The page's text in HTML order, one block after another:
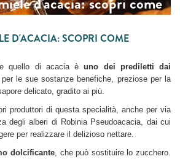
D'ACACIA: SCOPRI COME
quello di acacia èuno dei prediletti dai
per le sue sostanze benefiche, preziose per la
delicato, gradito ai più.
produttori di questa specialità, anche per via
degli alberi di Robinia Pseudoacacia, dai cui
per realizzare il delizioso nettare.
dolcificante , che può sostituire lo zucchero.